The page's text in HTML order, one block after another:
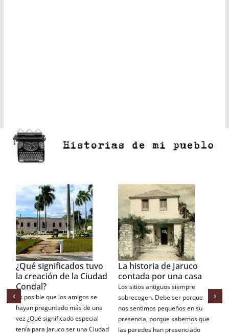
tuvo
Ciudad
se
de una
Ciudad
La historia de Jaruco
contada por una casa
Los sitios antiguos siempre
sobrecogen. Debe ser porque
nos sentimos pequeños en su
presencia, porque sabemos que
las paredes han presenciado
La casa de los
Gandarilla
Recorrer el centro histórico
Ciudad Condal de Jaruco y
observar detenidamente sus
alrededores resulta
remontarnos a más de dos
‹ ›